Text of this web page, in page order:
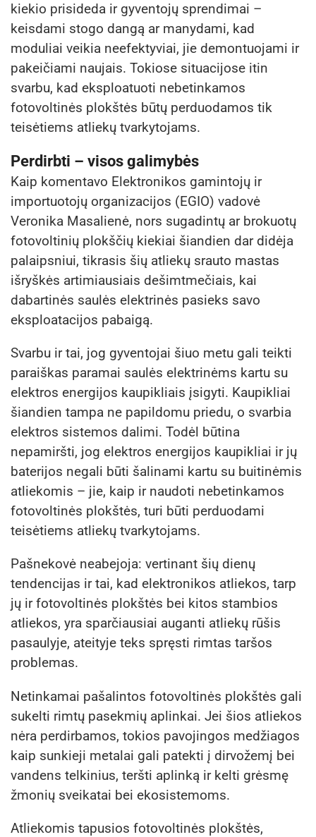
kiekio prisideda ir gyventojų sprendimai –
keisdami stogo dangą ar manydami, kad
moduliai veikia neefektyviai, jie demontuojami ir
pakeičiami naujais. Tokiose situacijose itin
svarbu, kad eksploatuoti nebetinkamos
fotovoltinės plokštės būtų perduodamos tik
teisėtiems atliekų tvarkytojams.
Perdirbti – visos galimybės
Kaip komentavo Elektronikos gamintojų ir
importuotojų organizacijos (EGIO) vadovė
Veronika Masalienė, nors sugadintų ar brokuotų
fotovoltinių plokščių kiekiai šiandien dar didėja
palaipsniui, tikrasis šių atliekų srauto mastas
išryškės artimiausiais dešimtmečiais, kai
dabartinės saulės elektrinės pasieks savo
eksploatacijos pabaigą.
Svarbu ir tai, jog gyventojai šiuo metu gali teikti
paraiškas paramai saulės elektrinėms kartu su
elektros energijos kaupikliais įsigyti. Kaupikliai
šiandien tampa ne papildomu priedu, o svarbia
elektros sistemos dalimi. Todėl būtina
nepamiršti, jog elektros energijos kaupikliai ir jų
baterijos negali būti šalinami kartu su buitinėmis
atliekomis – jie, kaip ir naudoti nebetinkamos
fotovoltinės plokštės, turi būti perduodami
teisėtiems atliekų tvarkytojams.
Pašnekovė neabejoja: vertinant šių dienų
tendencijas ir tai, kad elektronikos atliekos, tarp
jų ir fotovoltinės plokštės bei kitos stambios
atliekos, yra sparčiausiai auganti atliekų rūšis
pasaulyje, ateityje teks spręsti rimtas taršos
problemas.
Netinkamai pašalintos fotovoltinės plokštės gali
sukelti rimtų pasekmių aplinkai. Jei šios atliekos
nėra perdirbamos, tokios pavojingos medžiagos
kaip sunkieji metalai gali patekti į dirvožemį bei
vandens telkinius, teršti aplinką ir kelti grėsmę
žmonių sveikatai bei ekosistemoms.
Atliekomis tapusios fotovoltinės plokštės,